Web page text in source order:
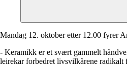
Mandag 12. oktober etter 12.00 fyrer
- Keramikk er et svært gammelt
leirekar forbedret livsvilkårene radikalt